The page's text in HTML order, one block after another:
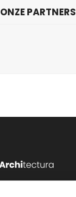
ONZE PARTNERS